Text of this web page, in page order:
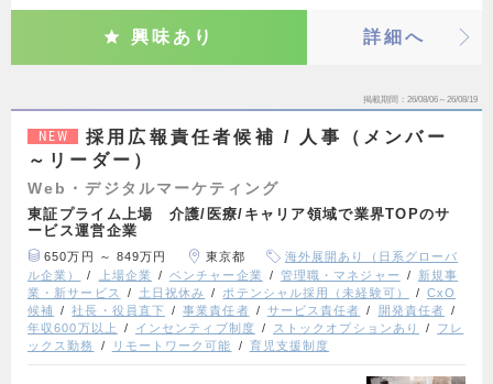
興味あり 詳細へ
掲載期間 26/08/06～26/08/19
NEW
採用広報責任者候補 / 人事（メンバー
～リーダー）
Web・デジタルマーケティング
東証プライム上場 介護/医療/キャリア領域で業界TOPのサ
ービス運営企業
650万円 ～ 849万円 東京都
海外展開あり（日系グローバ
ル企業）
上場企業 ベンチャー企業 管理職・マネジャー
新規事
業・新サービス
土日祝休み ポテンシャル採用（未経験可）
CxO
候補
社長・役員直下 事業責任者 サービス責任者
開発責任者
年収600万以上
インセンティブ制度 ストックオプションあり
フレ
ックス勤務
リモートワーク可能 育児支援制度